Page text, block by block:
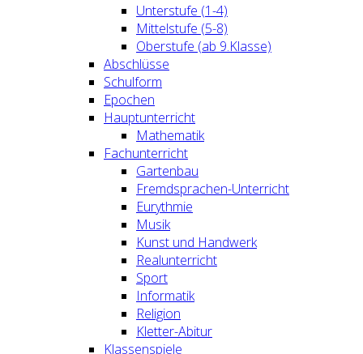
Unterstufe (1-4)
Mittelstufe (5-8)
Oberstufe (ab 9.Klasse)
Abschlüsse
Schulform
Epochen
Hauptunterricht
Mathematik
Fachunterricht
Gartenbau
Fremdsprachen-Unterricht
Eurythmie
Musik
Kunst und Handwerk
Realunterricht
Sport
Informatik
Religion
Kletter-Abitur
Klassenspiele